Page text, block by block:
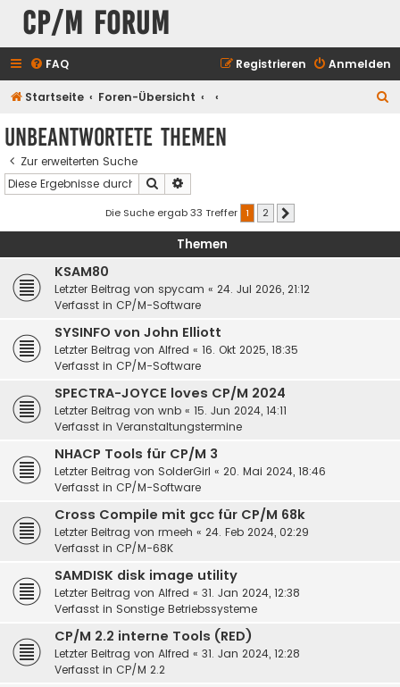
CP/M Forum
FAQ Anmelden
Registrieren
Startseite Foren-Übersicht
Unbeantwortete Themen
Zur erweiterten Suche
Suche
Die Suche ergab 33 Treffer 1 2
Themen
KSAM80
Letzter Beitrag von spycam « 24. Jul 2026, 21:12
Verfasst in CP/M-Software
SYSINFO von John Elliott
Letzter Beitrag von Alfred « 16. Okt 2025, 18:35
Verfasst in CP/M-Software
SPECTRA-JOYCE loves CP/M 2024
Letzter Beitrag von wnb « 15. Jun 2024, 14:11
Verfasst in Veranstaltungstermine
NHACP Tools für CP/M 3
Letzter Beitrag von SolderGirl « 20. Mai 2024, 18:46
Verfasst in CP/M-Software
Cross Compile mit gcc für CP/M 68k
Letzter Beitrag von rmeeh « 24. Feb 2024, 02:29
Verfasst in CP/M-68K
SAMDISK disk image utility
Letzter Beitrag von Alfred « 31. Jan 2024, 12:38
Verfasst in Sonstige Betriebssysteme
CP/M 2.2 interne Tools (RED)
Letzter Beitrag von Alfred « 31. Jan 2024, 12:28
Verfasst in CP/M 2.2